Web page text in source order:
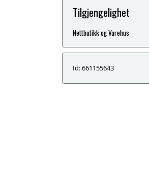
Tilgjengelighet
Nettbutikk og Varehus
Id: 661155643